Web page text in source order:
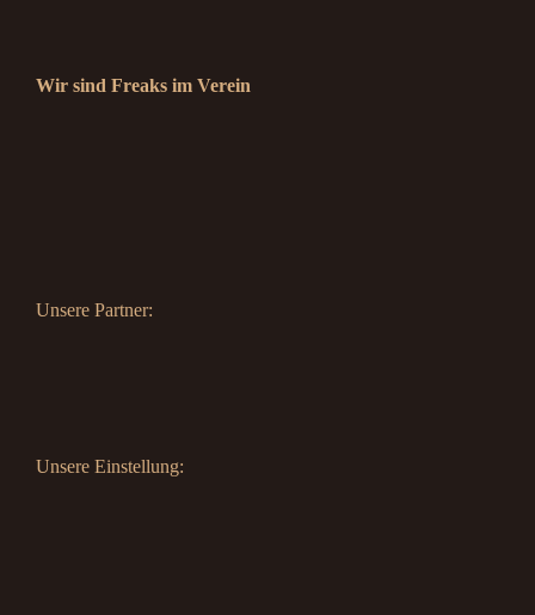
Wir sind Freaks im Verein
Unsere Partner:
Unsere Einstellung: